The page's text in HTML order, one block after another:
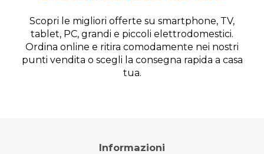
Scopri le migliori offerte su smartphone, TV,
tablet, PC, grandi e piccoli elettrodomestici.
Ordina online e ritira comodamente nei nostri
punti vendita o scegli la consegna rapida a casa
tua.
Informazioni